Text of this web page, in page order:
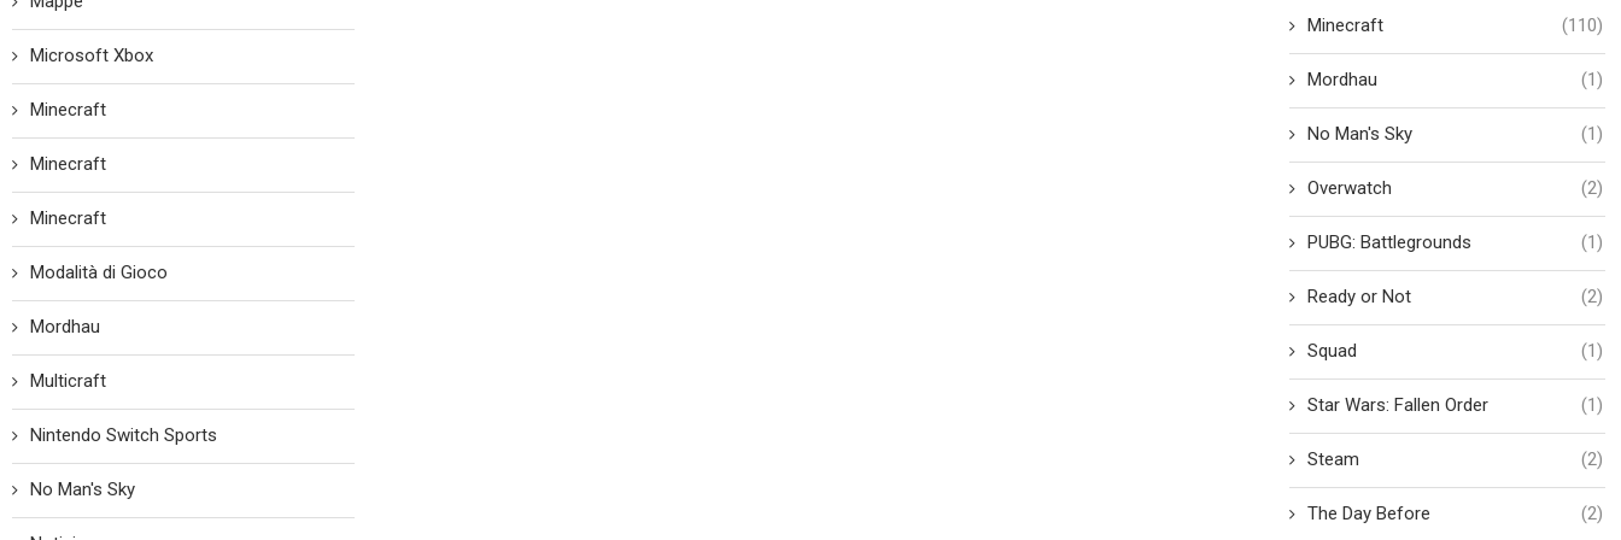
Minecraft (110)
Mordhau (1)
No Man's Sky (1)
Overwatch (2)
PUBG: Battlegrounds (1)
Ready or Not (2)
Squad (1)
Star Wars: Fallen Order (1)
Steam (2)
The Day Before (2)
Microsoft Xbox
Minecraft
Minecraft
Minecraft
Modalità di Gioco
Mordhau
Multicraft
Nintendo Switch Sports
No Man's Sky